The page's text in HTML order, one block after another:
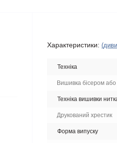
Характеристики:
Техніка
Вишивка бісером
Техніка вишивки
Друкований хрестик
Форма випуску